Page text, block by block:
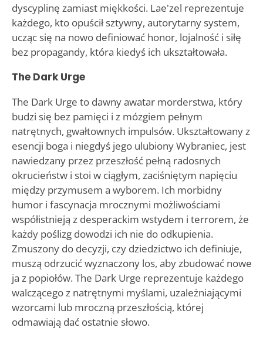
dyscyplinę zamiast miękkości. Lae'zel reprezentuje
każdego, kto opuścił sztywny, autorytarny system,
ucząc się na nowo definiować honor, lojalność i siłę
bez propagandy, która kiedyś ich ukształtowała.
The Dark Urge
The Dark Urge to dawny awatar morderstwa, który
budzi się bez pamięci i z mózgiem pełnym
natrętnych, gwałtownych impulsów. Ukształtowany z
esencji boga i niegdyś jego ulubiony Wybraniec, jest
nawiedzany przez przeszłość pełną radosnych
okrucieństw i stoi w ciągłym, zaciśniętym napięciu
między przymusem a wyborem. Ich morbidny
humor i fascynacja mrocznymi możliwościami
współistnieją z desperackim wstydem i terrorem, że
każdy poślizg dowodzi ich nie do odkupienia.
Zmuszony do decyzji, czy dziedzictwo ich definiuje,
muszą odrzucić wyznaczony los, aby zbudować nowe
ja z popiołów. The Dark Urge reprezentuje każdego
walczącego z natrętnymi myślami, uzależniającymi
wzorcami lub mroczną przeszłością, której
odmawiają dać ostatnie słowo.